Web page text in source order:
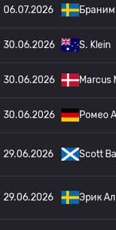
06.07.2026
30.06.2026 S. Klein
30.06.2026 Marcus
30.06.2026 Ромео
29.06.2026 Scott
29.06.2026 Эрик